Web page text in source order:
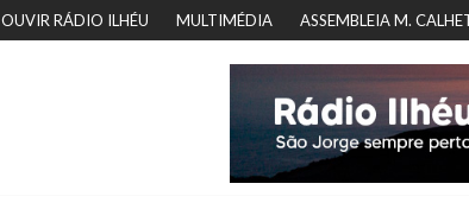
OUVIR RÁDIO ILHÉU MULTIMÉDIA ASSEMBLEIA M.